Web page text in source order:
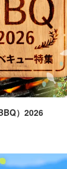
）2026